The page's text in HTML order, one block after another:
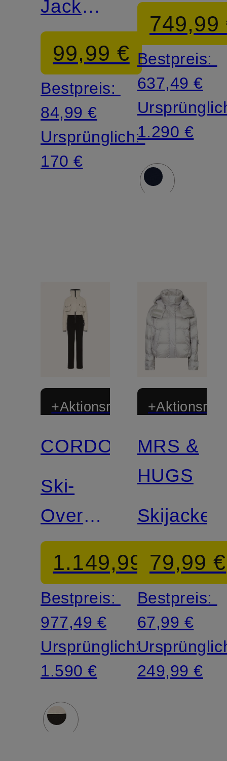
Jacke
ZIP
HOOD
99,99 €
Bestpreis:
84,99 €
Ursprünglich:
170 €
749,99
Bestpreis:
637,49 €
1.290 €
+Aktionsrabatt
CORDOVA
Ski-
Overall
TELLURIDE
1.149,99 €
Bestpreis:
977,49 €
Ursprünglich:
1.590 €
MRS &
HUGS
Skijacke
79,99 €
Bestpreis:
67,99 €
249,99 €